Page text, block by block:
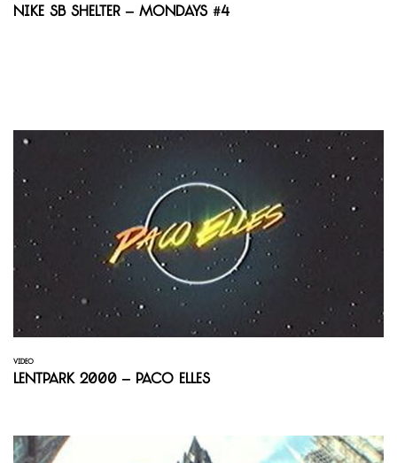
Nike SB Shelter – Mondays #4
VIDEO
Lentpark 2000 – Paco Elles